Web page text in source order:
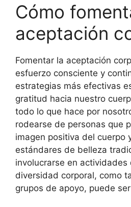
Cómo
aceptación
Fomentar la aceptación
esfuerzo consciente y
estrategias más efectivas
gratitud hacia nuestro
todo lo que hace por
rodearse de personas que
imagen positiva del cuerpo
estándares de belleza
involucrarse en actividades
diversidad corporal, como
grupos de apoyo, puede